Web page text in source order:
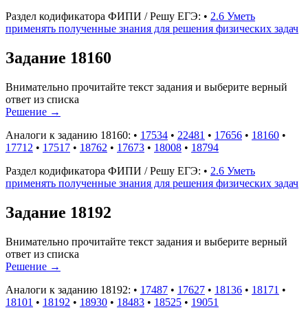
Раздел кодификатора ФИПИ / Решу ЕГЭ: • 2.6 Уметь
применять полученные знания для решения физических задач
Задание 18160
Внимательно прочитайте текст задания и выберите верный
ответ из списка
Решение →
Аналоги к заданию 18160: • 17534 • 22481 • 17656 • 18160 •
17712 • 17517 • 18762 • 17673 • 18008 • 18794
Раздел кодификатора ФИПИ / Решу ЕГЭ: • 2.6 Уметь
применять полученные знания для решения физических задач
Задание 18192
Внимательно прочитайте текст задания и выберите верный
ответ из списка
Решение →
Аналоги к заданию 18192: • 17487 • 17627 • 18136 • 18171 •
18101 • 18192 • 18930 • 18483 • 18525 • 19051